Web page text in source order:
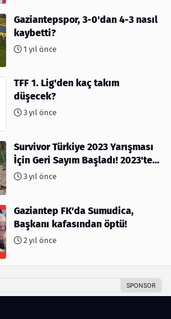
Gaziantepspor, 3-0'dan 4-3 nasıl
kaybetti?
1 yıl önce
TFF 1. Lig'den kaç takım
düşecek?
3 yıl önce
Survivor Türkiye 2023 Yarışması
İçin Geri Sayım Başladı! 2023'te
kimler var?
3 yıl önce
Gaziantep FK'da Sumudica,
Başkanı kafasından öptü!
2 yıl önce